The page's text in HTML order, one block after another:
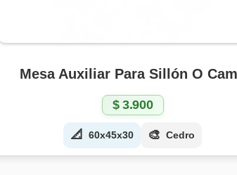
Mesa Auxiliar Para Sillón O
📐 60x45x30 🎨 Cedro
$3.900